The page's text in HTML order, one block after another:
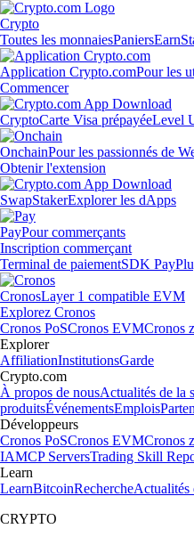
Crypto
Toutes les monnaiesPaniersEarn
Application Crypto.comPour les
Commencer
CryptoCarte Visa prépayéeLevel
OnchainPour les passionnés de
Obtenir l'extension
SwapStakerExplorer les dApps
PayPour commerçants
Inscription commerçant
Terminal de paiementSDK Pay
CronosLayer 1 compatible EVM
Explorez Cronos
Cronos PoSCronos EVMCronos
Explorer
AffiliationInstitutionsGarde
Crypto.com
À propos de nousActualités de la
produitsÉvénementsEmplois
Développeurs
Cronos PoSCronos EVMCronos
IAMCP ServersTrading Skill
Learn
LearnBitcoinRechercheActualités
CRYPTO